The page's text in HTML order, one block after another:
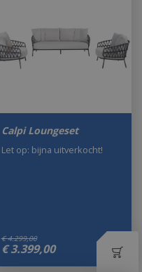
Calpi Loungeset
€ 4.299,00
€ 3.399,00
Let op: bijna uitverkocht!